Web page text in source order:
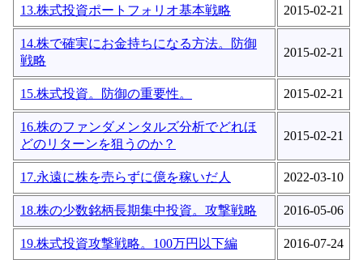
13.株式投資ポートフォリオ基本戦略 2015-02-21
14.株で確実にお金持ちになる方法。防御
戦略
2015-02-21
15.株式投資。防御の重要性。 2015-02-21
16.株のファンダメンタルズ分析でどれほ
どのリターンを狙うのか？
2015-02-21
17.永遠に株を売らずに億を稼いだ人 2022-03-10
18.株の少数銘柄長期集中投資。攻撃戦略 2016-05-06
19.株式投資攻撃戦略。100万円以下編 2016-07-24